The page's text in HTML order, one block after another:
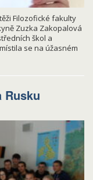
Filozofické fakulty
Zuzka Zakopalová
škol a
se na úžasném
Rusku